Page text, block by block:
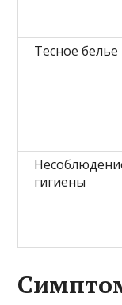
Тесное белье
гигиены